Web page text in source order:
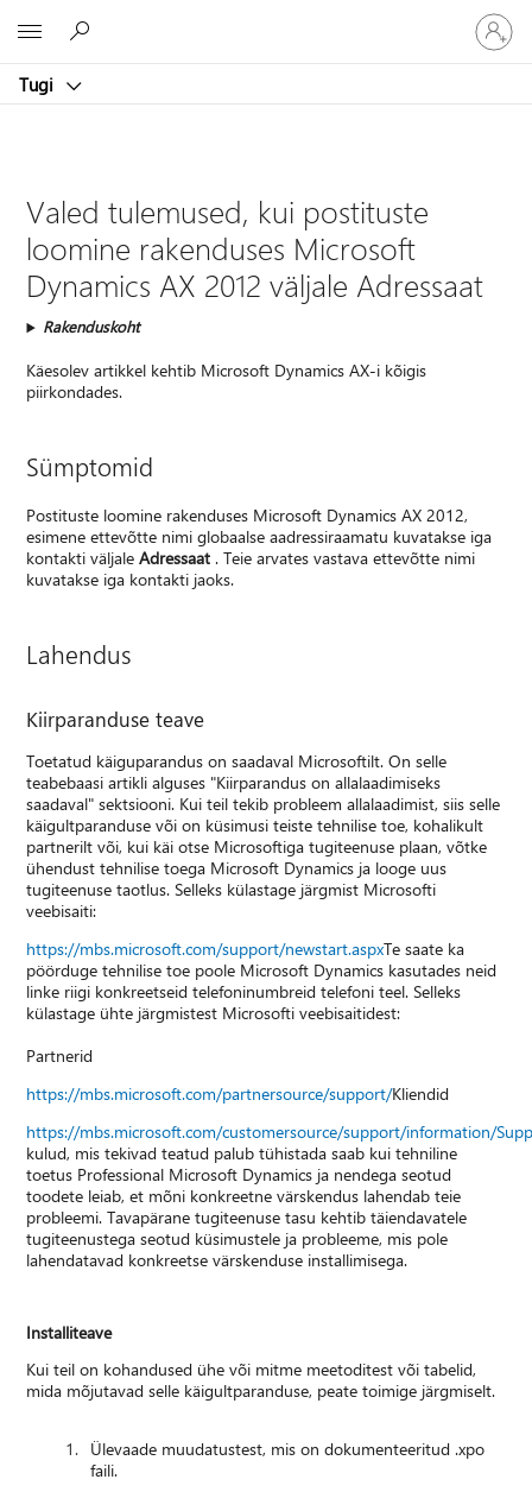
Tugi
Logige
sisse
oma
Valed tulemused, kui postituste
loomine rakenduses Microsoft
Dynamics AX 2012 väljale Adressaat
Rakenduskoht
Käesolev artikkel kehtib Microsoft Dynamics AX-i kõigis
piirkondades.
Sümptomid
Postituste loomine rakenduses Microsoft Dynamics AX 2012,
esimene ettevõtte nimi globaalse aadressiraamatu kuvatakse iga
kontakti väljaleAdressaat . Teie arvates vastava ettevõtte nimi
kuvatakse iga kontakti jaoks.
Lahendus
Kiirparanduse teave
Toetatud käiguparandus on saadaval Microsoftilt. On selle
teabebaasi artikli alguses "Kiirparandus on allalaadimiseks
saadaval" sektsiooni. Kui teil tekib probleem allalaadimist, siis selle
käigultparanduse või on küsimusi teiste tehnilise toe, kohalikult
partnerilt või, kui käi otse Microsoftiga tugiteenuse plaan, võtke
ühendust tehnilise toega Microsoft Dynamics ja looge uus
tugiteenuse taotlus. Selleks külastage järgmist Microsofti
veebisaiti:
https://mbs.microsoft.com/support/newstart.aspxTe saate ka
pöörduge tehnilise toe poole Microsoft Dynamics kasutades neid
linke riigi konkreetseid telefoninumbreid telefoni teel. Selleks
külastage ühte järgmistest Microsofti veebisaitidest:
Partnerid
https://mbs.microsoft.com/partnersource/support/Kliendid
https://mbs.microsoft.com/customersource/support/information/
kulud, mis tekivad teatud palub tühistada saab kui tehniline
toetus Professional Microsoft Dynamics ja nendega seotud
toodete leiab, et mõni konkreetne värskendus lahendab teie
probleemi. Tavapärane tugiteenuse tasu kehtib täiendavatele
tugiteenustega seotud küsimustele ja probleeme, mis pole
lahendatavad konkreetse värskenduse installimisega.
Installiteave
Kui teil on kohandused ühe või mitme meetoditest või tabelid,
mida mõjutavad selle käigultparanduse, peate toimige järgmiselt.
Ülevaade muudatustest, mis on dokumenteeritud .xpo
faili.